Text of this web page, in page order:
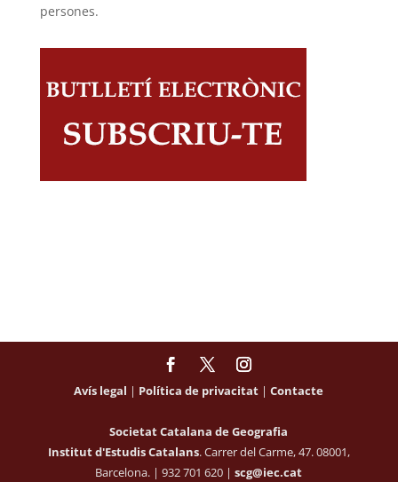
persones.
Avís legal | Política de privacitat |Contacte
Societat Catalana de Geografia
Institut d'Estudis Catalans. Carrer del Carme, 47. 08001,
Barcelona. | 932 701 620 |scg@iec.cat